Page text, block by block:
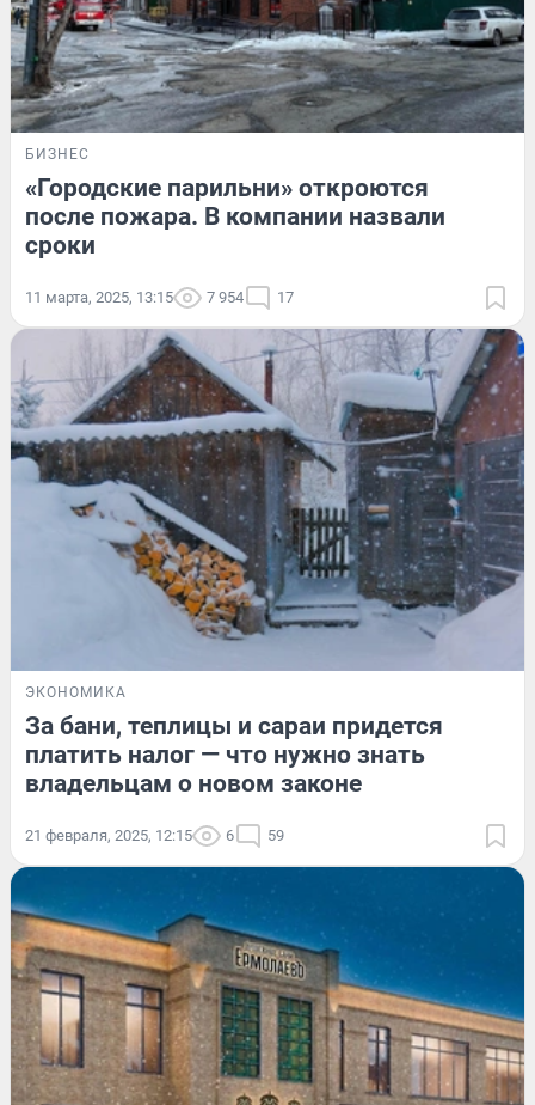
БИЗНЕС
«Городские парильни» откроются
после пожара. В компании назвали
сроки
11 марта, 2025, 13:15 7 954 17
ЭКОНОМИКА
За бани, теплицы и сараи придется
платить налог — что нужно знать
владельцам о новом законе
21 февраля, 2025, 12:15 6 59